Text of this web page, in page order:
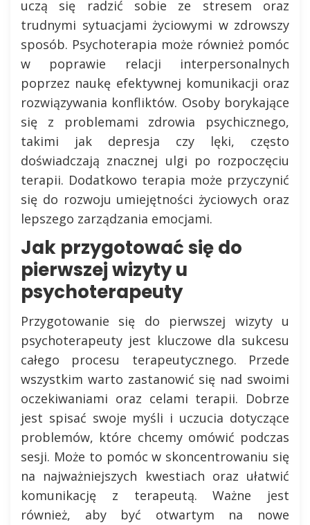
uczą się radzić sobie ze stresem oraz
trudnymi sytuacjami życiowymi w zdrowszy
sposób. Psychoterapia może również pomóc
w poprawie relacji interpersonalnych
poprzez naukę efektywnej komunikacji oraz
rozwiązywania konfliktów. Osoby borykające
się z problemami zdrowia psychicznego,
takimi jak depresja czy lęki, często
doświadczają znacznej ulgi po rozpoczęciu
terapii. Dodatkowo terapia może przyczynić
się do rozwoju umiejętności życiowych oraz
lepszego zarządzania emocjami.
Jak przygotować się do
pierwszej wizyty u
psychoterapeuty
Przygotowanie się do pierwszej wizyty u
psychoterapeuty jest kluczowe dla sukcesu
całego procesu terapeutycznego. Przede
wszystkim warto zastanowić się nad swoimi
oczekiwaniami oraz celami terapii. Dobrze
jest spisać swoje myśli i uczucia dotyczące
problemów, które chcemy omówić podczas
sesji. Może to pomóc w skoncentrowaniu się
na najważniejszych kwestiach oraz ułatwić
komunikację z terapeutą. Ważne jest
również, aby być otwartym na nowe